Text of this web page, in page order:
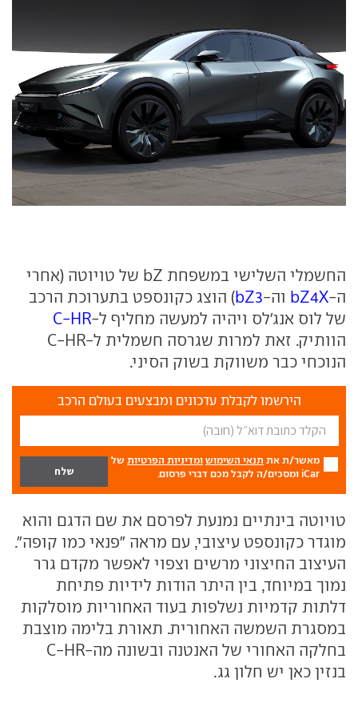
החשמלי השלישי במשפחת bZ של טויוטה (אחרי
ה-bZ4X וה-bZ3) הוצג כקונספט בתערוכת הרכב
של לוס אנג'לס ויהיה למעשה מחליף ל-C-HR
הוותיק. זאת למרות שגרסה חשמלית ל-C-HR
הנוכחי כבר משווקת בשוק הסיני.
הירשמו לקבלת עדכונים ומבצעים בעולם הרכב
מאשר/ת את תנאי השימוש ומדיניות הפרטיות של
iCar ומסכים/ה לקבל מכם דברי פרסום.
טויוטה בינתיים נמנעת לפרסם את שם הדגם והוא
מוגדר כקונספט עיצובי, עם מראה "פנאי כמו קופה".
העיצוב החיצוני מרשים וצפוי לאפשר מקדם גרר
נמוך במיוחד, בין היתר הודות לידיות פתיחת
דלתות קדמיות נשלפות בעוד האחוריות מוסלקות
במסגרת השמשה האחורית. תאורת בלימה מוצבת
בחלקה האחורי של האנטנה ובשונה מה-C-HR
בנזין כאן יש חלון גג.